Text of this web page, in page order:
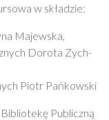
w składzie:
Majewska,
Dorota Zych-
Piotr Pańkowski
Publiczną